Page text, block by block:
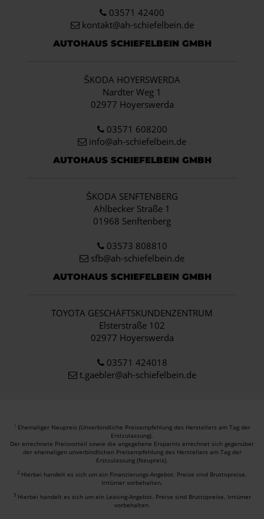
03571 42400
kontakt@ah-schiefelbein.de
AUTOHAUS SCHIEFELBEIN GMBH
ŠKODA HOYERSWERDA
Nardter Weg 1
02977 Hoyerswerda
03571 608200
info@ah-schiefelbein.de
AUTOHAUS SCHIEFELBEIN GMBH
ŠKODA SENFTENBERG
Ahlbecker Straße 1
01968 Senftenberg
03573 808810
sfb@ah-schiefelbein.de
AUTOHAUS SCHIEFELBEIN GMBH
TOYOTA GESCHÄFTSKUNDENZENTRUM
Elsterstraße 102
02977 Hoyerswerda
03571 424018
t.gaebler@ah-schiefelbein.de
1 Ehemaliger Neupreis (Unverbindliche Preisempfehlung des Herstellers am Tag der
Erstzulassung).
Der errechnete Preisvorteil sowie die angegebene Ersparnis errechnet sich gegenüber
der ehemaligen unverbindlichen Preisempfehlung des Herstellers am Tag der
Erstzulassung (Neupreis).
2 Hierbei handelt es sich um ein Finanzierungs-Angebot. Preise sind Bruttopreise.
Irrtümer vorbehalten.
3 Hierbei handelt es sich um ein Leasing-Angebot. Preise sind Bruttopreise. Irrtümer
vorbehalten.